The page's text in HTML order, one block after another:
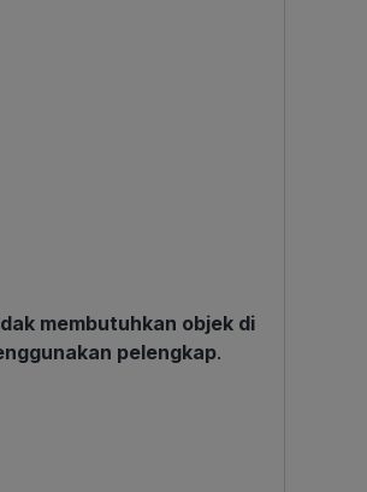
membutuhkan objek di
pelengkap.